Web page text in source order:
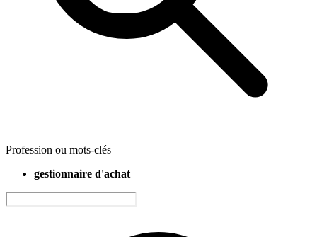
Profession ou mots-clés
gestionnaire d'achat